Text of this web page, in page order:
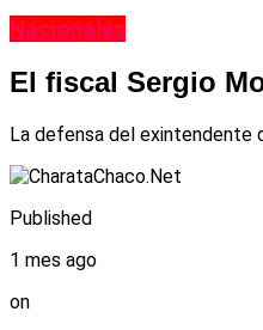
Nacionales
El fiscal Sergio
La defensa del exintendente
Published
1 mes ago
on